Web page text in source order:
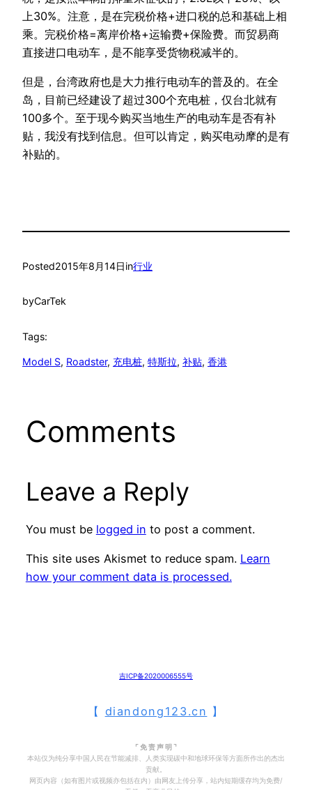
上30%。注意，是在完税价格+进口税的总和基础上相
乘。完税价格=离岸价格+运输费+保险费。而贸易商
直接进口电动车，是不能享受货物税减半的。
但是，台湾政府也是大力推行电动车的普及的。在全
岛，目前已经建设了超过300个充电桩，仅台北就有
100多个。至于现今购买当地生产的电动车是否有补
贴，我没有找到信息。但可以肯定，购买电动摩的是有
补贴的。
Posted2015年8月14日in行业
byCarTek
Tags:
Model S, Roadster, 充电桩, 特斯拉, 补贴, 香港
Comments
Leave a Reply
You must be logged in to post a comment.
This site uses Akismet to reduce spam. Learn
how your comment data is processed.
吉ICP备2020006555号
【 diandong123.cn 】
⌜ 免 责 声 明 ⌝
本站仅为纯分享中国人民在节能减排、人类实现碳中和地球环保等方面所作出的杰出
贡献。
网页内容（如有图片或视频亦包括在内）由网友上传分享，站内短期缓存均为免费/